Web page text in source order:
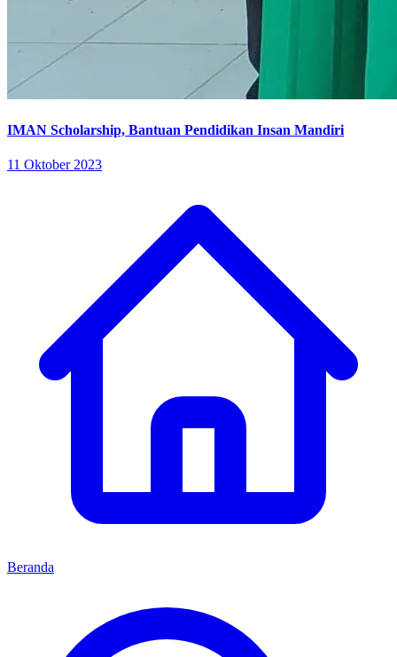
IMAN Scholarship, Bantuan Pendidikan Insan Mandiri
11 Oktober 2023
Beranda